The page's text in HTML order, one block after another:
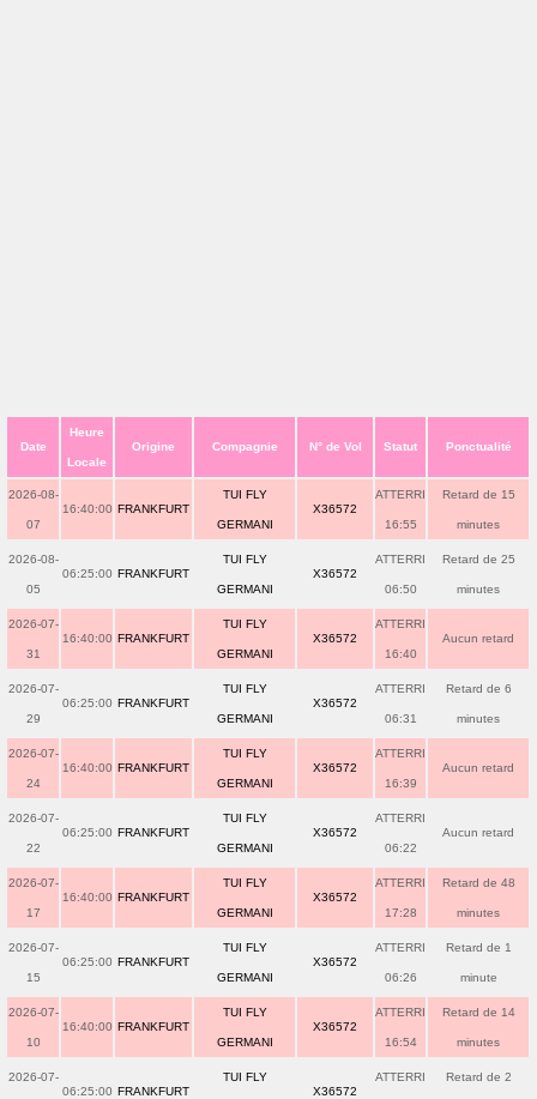
Date
Heure
Locale
Origine Compagnie N° de Vol Statut Ponctualité
2026-08-
07
16:40:00 FRANKFURT
TUI FLY
GERMANI
X36572
ATTERRI
16:55
Retard de 15
minutes
2026-08-
05
06:25:00 FRANKFURT
TUI FLY
GERMANI
X36572
ATTERRI
06:50
Retard de 25
minutes
2026-07-
31
16:40:00 FRANKFURT
TUI FLY
GERMANI
X36572
ATTERRI
16:40
Aucun retard
2026-07-
29
06:25:00 FRANKFURT
TUI FLY
GERMANI
X36572
ATTERRI
06:31
Retard de 6
minutes
2026-07-
24
16:40:00 FRANKFURT
TUI FLY
GERMANI
X36572
ATTERRI
16:39
Aucun retard
2026-07-
22
06:25:00 FRANKFURT
TUI FLY
GERMANI
X36572
ATTERRI
06:22
Aucun retard
2026-07-
17
16:40:00 FRANKFURT
TUI FLY
GERMANI
X36572
ATTERRI
17:28
Retard de 48
minutes
2026-07-
15
06:25:00 FRANKFURT
TUI FLY
GERMANI
X36572
ATTERRI
06:26
Retard de 1
minute
2026-07-
10
16:40:00 FRANKFURT
TUI FLY
GERMANI
X36572
ATTERRI
16:54
Retard de 14
minutes
2026-07-
06:25:00 FRANKFURT
TUI FLY
X36572
ATTERRI Retard de 2